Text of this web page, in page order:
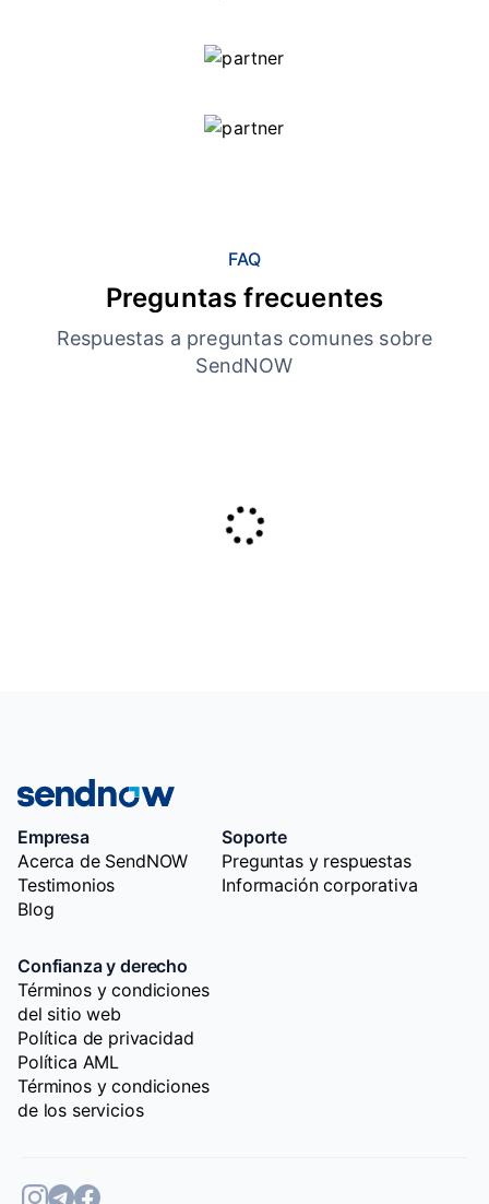
FAQ
Preguntas frecuentes
Respuestas a preguntas comunes sobre
SendNOW
Empresa
Acerca de SendNOW
Testimonios
Blog
Soporte
Preguntas y respuestas
Información corporativa
Confianza y derecho
Términos y condiciones
del sitio web
Política de privacidad
Política AML
Términos y condiciones
de los servicios